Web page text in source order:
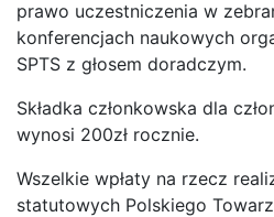
prawo uczestniczenia w
konferencjach naukowych
SPTS z głosem doradczym.
Składka członkowska dla
wynosi 200zł rocznie.
Wszelkie wpłaty na rzecz
statutowych Polskiego